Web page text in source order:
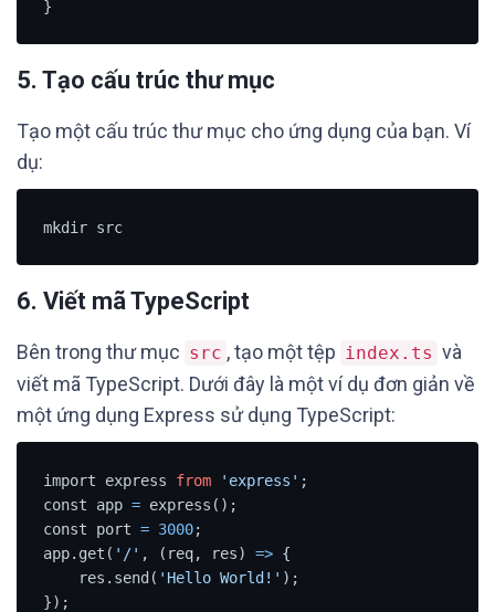
}
5. Tạo cấu trúc thư mục
Tạo một cấu trúc thư mục cho ứng dụng của bạn. Ví
dụ:
mkdir src
6. Viết mã TypeScript
Bên trong thư mục src , tạo một tệp index.ts và
viết mã TypeScript. Dưới đây là một ví dụ đơn giản về
một ứng dụng Express sử dụng TypeScript:
import express from 'express' ;
const app = express();
const port = 3000;
app.get( '/' , (req, res) => {
    res.send(
'Hello World!' );
});